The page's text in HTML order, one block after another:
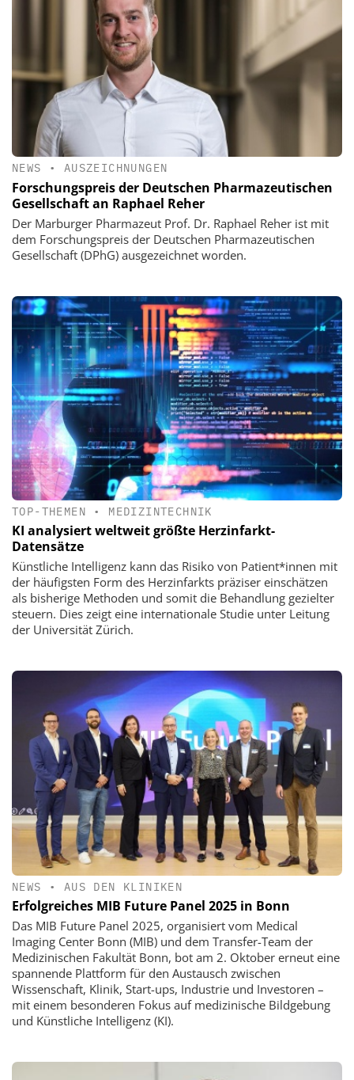
NEWS • AUSZEICHNUNGEN
Forschungspreis der Deutschen Pharmazeutischen
Gesellschaft an Raphael Reher
Der Marburger Pharmazeut Prof. Dr. Raphael Reher ist mit
dem Forschungspreis der Deutschen Pharmazeutischen
Gesellschaft (DPhG) ausgezeichnet worden.
TOP-THEMEN • MEDIZINTECHNIK
KI analysiert weltweit größte Herzinfarkt-
Datensätze
Künstliche Intelligenz kann das Risiko von Patient*innen mit
der häufigsten Form des Herzinfarkts präziser einschätzen
als bisherige Methoden und somit die Behandlung gezielter
steuern. Dies zeigt eine internationale Studie unter Leitung
der Universität Zürich.
NEWS • AUS DEN KLINIKEN
Erfolgreiches MIB Future Panel 2025 in Bonn
Das MIB Future Panel 2025, organisiert vom Medical
Imaging Center Bonn (MIB) und dem Transfer-Team der
Medizinischen Fakultät Bonn, bot am 2. Oktober erneut eine
spannende Plattform für den Austausch zwischen
Wissenschaft, Klinik, Start-ups, Industrie und Investoren –
mit einem besonderen Fokus auf medizinische Bildgebung
und Künstliche Intelligenz (KI).